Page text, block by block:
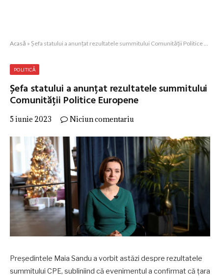
Acasă » Șefa statului a anunțat rezultatele summitului Comunității Politice Europene
POLITICĂ
Șefa statului a anunțat rezultatele summitului
Comunității Politice Europene
5 iunie 2023 Niciun comentariu
Președintele Maia Sandu a vorbit astăzi despre rezultatele
summitului CPE, subliniind că evenimentul a confirmat că țara